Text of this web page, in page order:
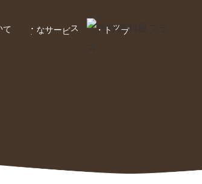
について なサ ビス ・ トップ